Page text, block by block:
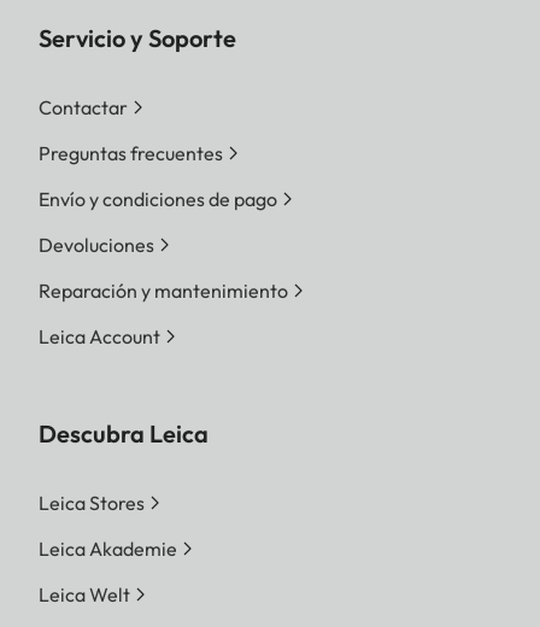
Servicio y Soporte
Contactar
Preguntas frecuentes
Envío y condiciones de pago
Devoluciones
Reparación y mantenimiento
Leica Account
Descubra Leica
Leica Stores
Leica Akademie
Leica Welt